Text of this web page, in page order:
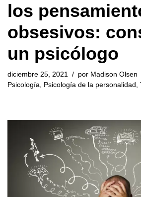
los
obsesivos:
un psicólogo
diciembre 25, 2021 por Madison Olsen
Psicología, Psicología de la personalidad ,